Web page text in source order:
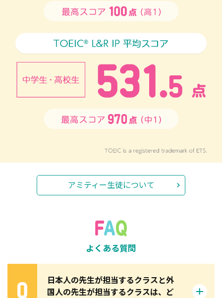
アミティー生徒について
よくある質問
日本人の先生が担当するクラスと外
国人の先生が担当するクラスは、ど